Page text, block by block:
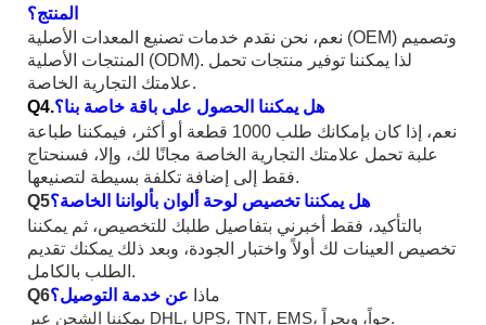
المنتج؟
نعم، نحن نقدم خدمات تصنيع المعدات الأصلية (OEM) وتصميم
المنتجات الأصلية (ODM). لذا يمكننا توفير منتجات تحمل
علامتك التجارية الخاصة.
Q4.هل يمكننا الحصول على باقة خاصة بنا؟
نعم، إذا كان بإمكانك طلب 1000 قطعة أو أكثر، فيمكننا طباعة
علبة تحمل علامتك التجارية الخاصة مجانًا لك، وإلا، فسنحتاج
فقط إلى إضافة تكلفة بسيطة لتصنيعها.
Q5هل يمكننا تخصيص لوحة ألوان بألواننا الخاصة؟
بالتأكيد، فقط أخبرني بتفاصيل طلبك للتخصيص، ثم يمكننا
تخصيص العينات لك أولاً واختبار الجودة، وبعد ذلك يمكنك تقديم
الطلب بالكامل.
Q6
ماذا عن خدمة التوصيل؟
يمكننا الشحن عبر DHL، UPS، TNT، EMS، جواً، وبحراً.